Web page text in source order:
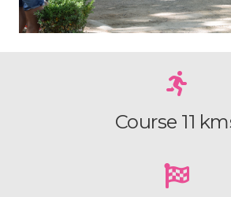
Course 11